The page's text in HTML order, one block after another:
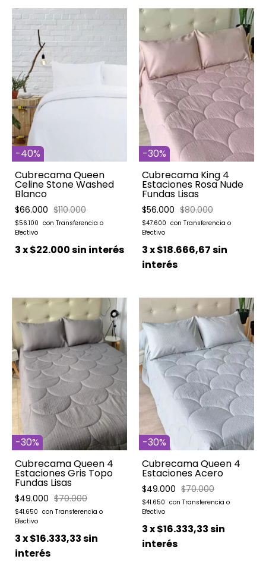
-40%
Cubrecama Queen
Celine Stone Washed
Blanco
$66.000 $110.000
$56.100
3x$22.000sin interés
-30%
Cubrecama King 4
Estaciones Rosa Nude
Fundas Lisas
$56.000 $80.000
$47.600
3x$18.666,67sin
interés
-30%
Cubrecama Queen 4
Estaciones Gris Topo
Fundas Lisas
$49.000 $70.000
$41.650
3x$16.333,33sin
interés
-30%
Cubrecama Queen 4
Estaciones Acero
$49.000 $70.000
$41.650
3x$16.333,33sin
interés